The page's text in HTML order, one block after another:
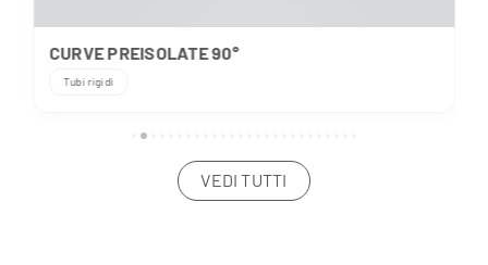
CURVE PREISOLATE 90°
Tubi rigidi
VEDI TUTTI